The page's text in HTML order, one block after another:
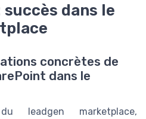
succès dans le
concrètes de
dans le
leadgen marketplace,